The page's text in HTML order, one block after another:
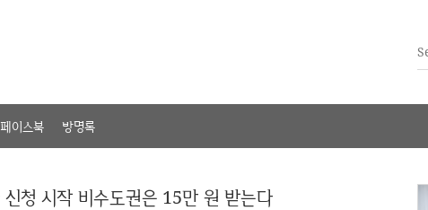
페이스북 방명록
청 시작 비수도권은 15만 원 받는다